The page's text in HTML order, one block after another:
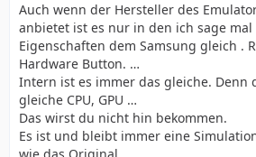
Auch wenn der Hersteller des
anbietet ist es nur in den ich sage mal
Eigenschaften dem Samsung gleich .
Hardware Button. …
Intern ist es immer das gleiche. Denn
gleiche CPU, GPU …
Das wirst du nicht hin bekommen.
Es ist und bleibt immer eine